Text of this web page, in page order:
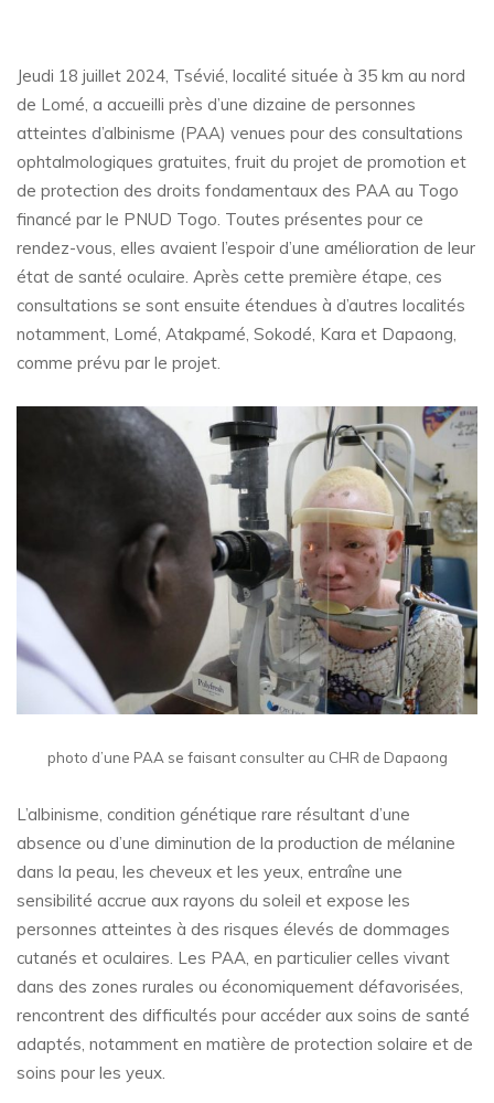
Jeudi 18 juillet 2024, Tsévié, localité située à 35 km au nord
de Lomé, a accueilli près d’une dizaine de personnes
atteintes d’albinisme (PAA) venues pour des consultations
ophtalmologiques gratuites, fruit du projet de promotion et
de protection des droits fondamentaux des PAA au Togo
financé par le PNUD Togo. Toutes présentes pour ce
rendez-vous, elles avaient l’espoir d’une amélioration de leur
état de santé oculaire. Après cette première étape, ces
consultations se sont ensuite étendues à d’autres localités
notamment, Lomé, Atakpamé, Sokodé, Kara et Dapaong,
comme prévu par le projet.
photo d’une PAA se faisant consulter au CHR de Dapaong
L’albinisme, condition génétique rare résultant d’une
absence ou d’une diminution de la production de mélanine
dans la peau, les cheveux et les yeux, entraîne une
sensibilité accrue aux rayons du soleil et expose les
personnes atteintes à des risques élevés de dommages
cutanés et oculaires. Les PAA, en particulier celles vivant
dans des zones rurales ou économiquement défavorisées,
rencontrent des difficultés pour accéder aux soins de santé
adaptés, notamment en matière de protection solaire et de
soins pour les yeux.